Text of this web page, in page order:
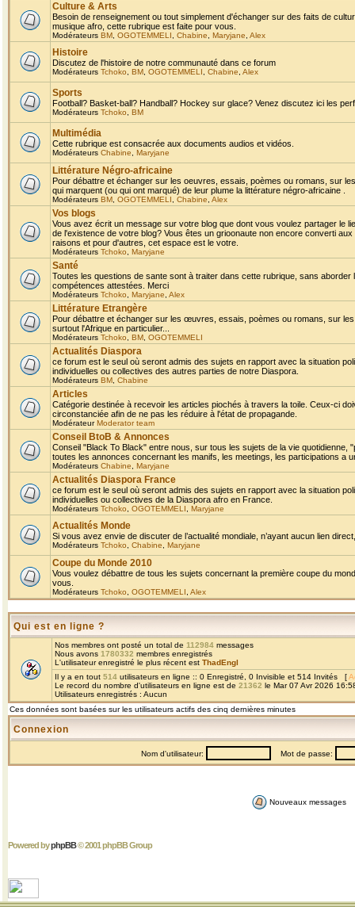
Culture & Arts
Besoin de renseignement ou tout simplement d'échanger sur des faits de
musique afro, cette rubrique est faite pour vous.
Modérateurs BM OGOTEMMELI Chabine Maryjane Alex
Histoire
Discutez de l'histoire de notre communauté dans ce forum
Modérateurs Tchoko BM OGOTEMMELI Chabine Alex
Sports
Football? Basket-ball? Handball? Hockey sur glace? Venez discutez ici les
Modérateurs Tchoko BM
Multimédia
Cette rubrique est consacrée aux documents audios et vidéos.
Modérateurs Chabine Maryjane
Littérature Négro-africaine
Pour débattre et échanger sur les oeuvres, essais, poèmes ou romans, sur
qui marquent (ou qui ont marqué) de leur plume la littérature négro-africaine .
Modérateurs BM OGOTEMMELI Chabine Alex
Vos blogs
Vous avez écrit un message sur votre blog que dont vous voulez partager le
de l'existence de votre blog? Vous êtes un grioonaute non encore converti
raisons et pour d'autres, cet espace est le votre.
Modérateurs Tchoko Maryjane
Santé
Toutes les questions de sante sont à traiter dans cette rubrique, sans
compétences attestées. Merci
Modérateurs Tchoko Maryjane Alex
Littérature Etrangère
Pour débattre et échanger sur les œuvres, essais, poèmes ou romans, sur
surtout l'Afrique en particulier...
Modérateurs Tchoko BM OGOTEMMELI
Actualités Diaspora
ce forum est le seul où seront admis des sujets en rapport avec la situation
individuelles ou collectives des autres parties de notre Diaspora.
Modérateurs BM Chabine
Articles
Catégorie destinée à recevoir les articles piochés à travers la toile. Ceux-ci
circonstanciée afin de ne pas les réduire à l'état de propagande.
ModérateurModerator team
Conseil BtoB & Annonces
Conseil "Black To Black" entre nous, sur tous les sujets de la vie
toutes les annonces concernant les manifs, les meetings, les participations a
Modérateurs Chabine Maryjane
Actualités Diaspora France
ce forum est le seul où seront admis des sujets en rapport avec la situation
individuelles ou collectives de la Diaspora afro en France.
Modérateurs Tchoko OGOTEMMELI Maryjane
Actualités Monde
Si vous avez envie de discuter de l’actualité mondiale, n’ayant aucun lien
Modérateurs Tchoko Chabine Maryjane
Coupe du Monde 2010
Vous voulez débattre de tous les sujets concernant la première coupe du
vous.
Modérateurs Tchoko OGOTEMMELI Alex
Qui est en ligne ?
Nos membres ont posté un total de 112984 messages
Nous avons 1780332 membres enregistrés
L'utilisateur enregistré le plus récent est ThadEngl
Il y a en tout 514 utilisateurs en ligne :: 0 Enregistré, 0 Invisible et 514 Invités [
Le record du nombre d'utilisateurs en ligne est de 21362 le Mar 07 Avr 2026
Utilisateurs enregistrés : Aucun
Ces données sont basées sur les utilisateurs actifs des cinq dernières minutes
Connexion
Nom d'utilisateur: Mot de passe:
Nouveaux messages
Powered byphpBB© 2001 phpBB Group